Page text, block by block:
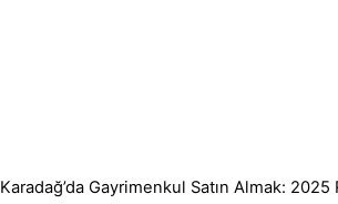
Karadağ’da Gayrimenkul Satın Almak: 2025